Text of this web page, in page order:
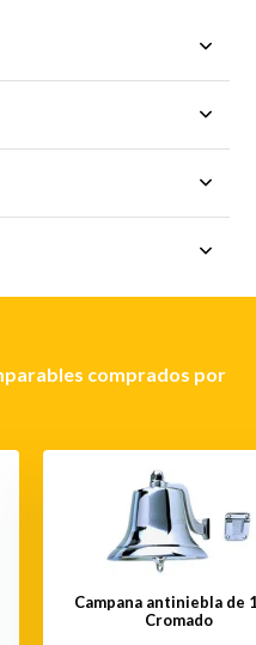
comprados por
Campana antiniebla de
Cromado